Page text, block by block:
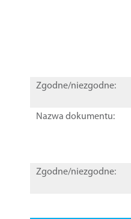
Zgodne/niezgodne:
Nazwa dokumentu:
Zgodne/niezgodne: